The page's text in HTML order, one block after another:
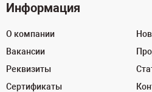
Информация
О компании
Вакансии
Реквизиты
Сертификаты